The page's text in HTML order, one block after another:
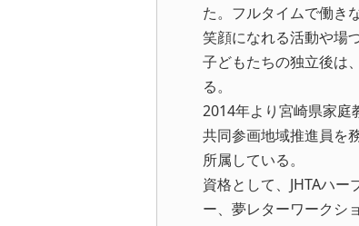
た。フルタイムで働き
笑顔になれる活動や場
子どもたちの独立後は
る。
2014年より宮崎県家庭
共同参画地域推進員を
所属している。
資格として、JHTAハ
ー、夢レターワークシ